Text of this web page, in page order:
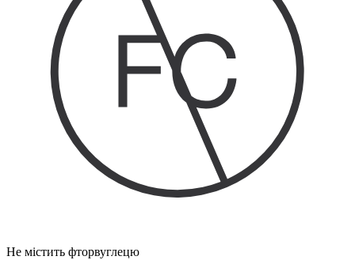
Не містить фторвуглецю